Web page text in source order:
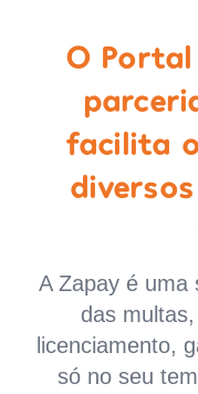
O
facilita
A Zapay é uma
das
licenciamento,
só no seu